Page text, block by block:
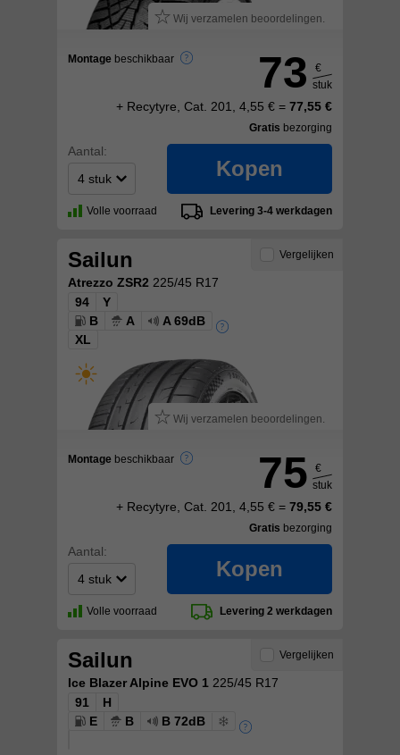
Wij verzamelen beoordelingen.
Montage beschikbaar 73
€
stuk
+ Recytyre, Cat. 201, 4,55 € = 77,55 €
Gratis bezorging
Aantal:
Kopen
Volle voorraad Levering 3-4 werkdagen
Sailun
Atrezzo ZSR2 225/45 R17
94
Y
B
A
A 69dB
XL
Wij verzamelen beoordelingen.
Montage beschikbaar
Vergelijken
75
€
stuk
+ Recytyre, Cat. 201, 4,55 € = 79,55 €
Gratis bezorging
Aantal:
Kopen
Volle voorraad Levering 2 werkdagen
Sailun
Ice Blazer Alpine EVO 1 225/45 R17
91
H
E
B B 72dB
Vergelijken